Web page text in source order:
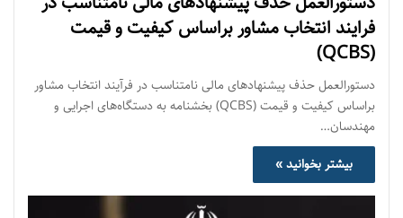
فرايند انتخاب مشاور براساس كيفيت و قيمت
(QCBS)
دستورالعمل حذف پيشنهادهای مالی نامتناسب در فرآيند انتخاب مشاور
براساس كيفيت و قيمت (QCBS) بخشنامه به دستگاه‌های اجرایی و
مهندسان…
بیشتر بخوانید »